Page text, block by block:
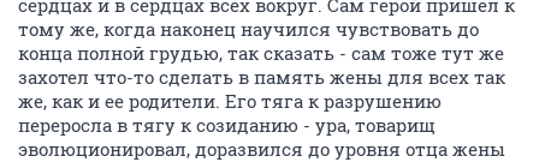
сердцах и в сердцах всех вокруг. Сам герой пришел к
тому же, когда наконец научился чувствовать до
конца полной грудью, так сказать - сам тоже тут же
захотел что-то сделать в память жены для всех так
же, как и ее родители. Его тяга к разрушению
переросла в тягу к созиданию - ура, товарищ
эволюционировал, доразвился до уровня отца жены